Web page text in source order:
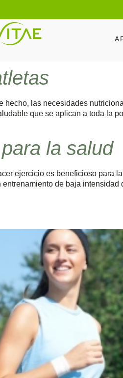
las necesidades
que se aplican a toda la
la salud
ejercicio es beneficioso para
de baja